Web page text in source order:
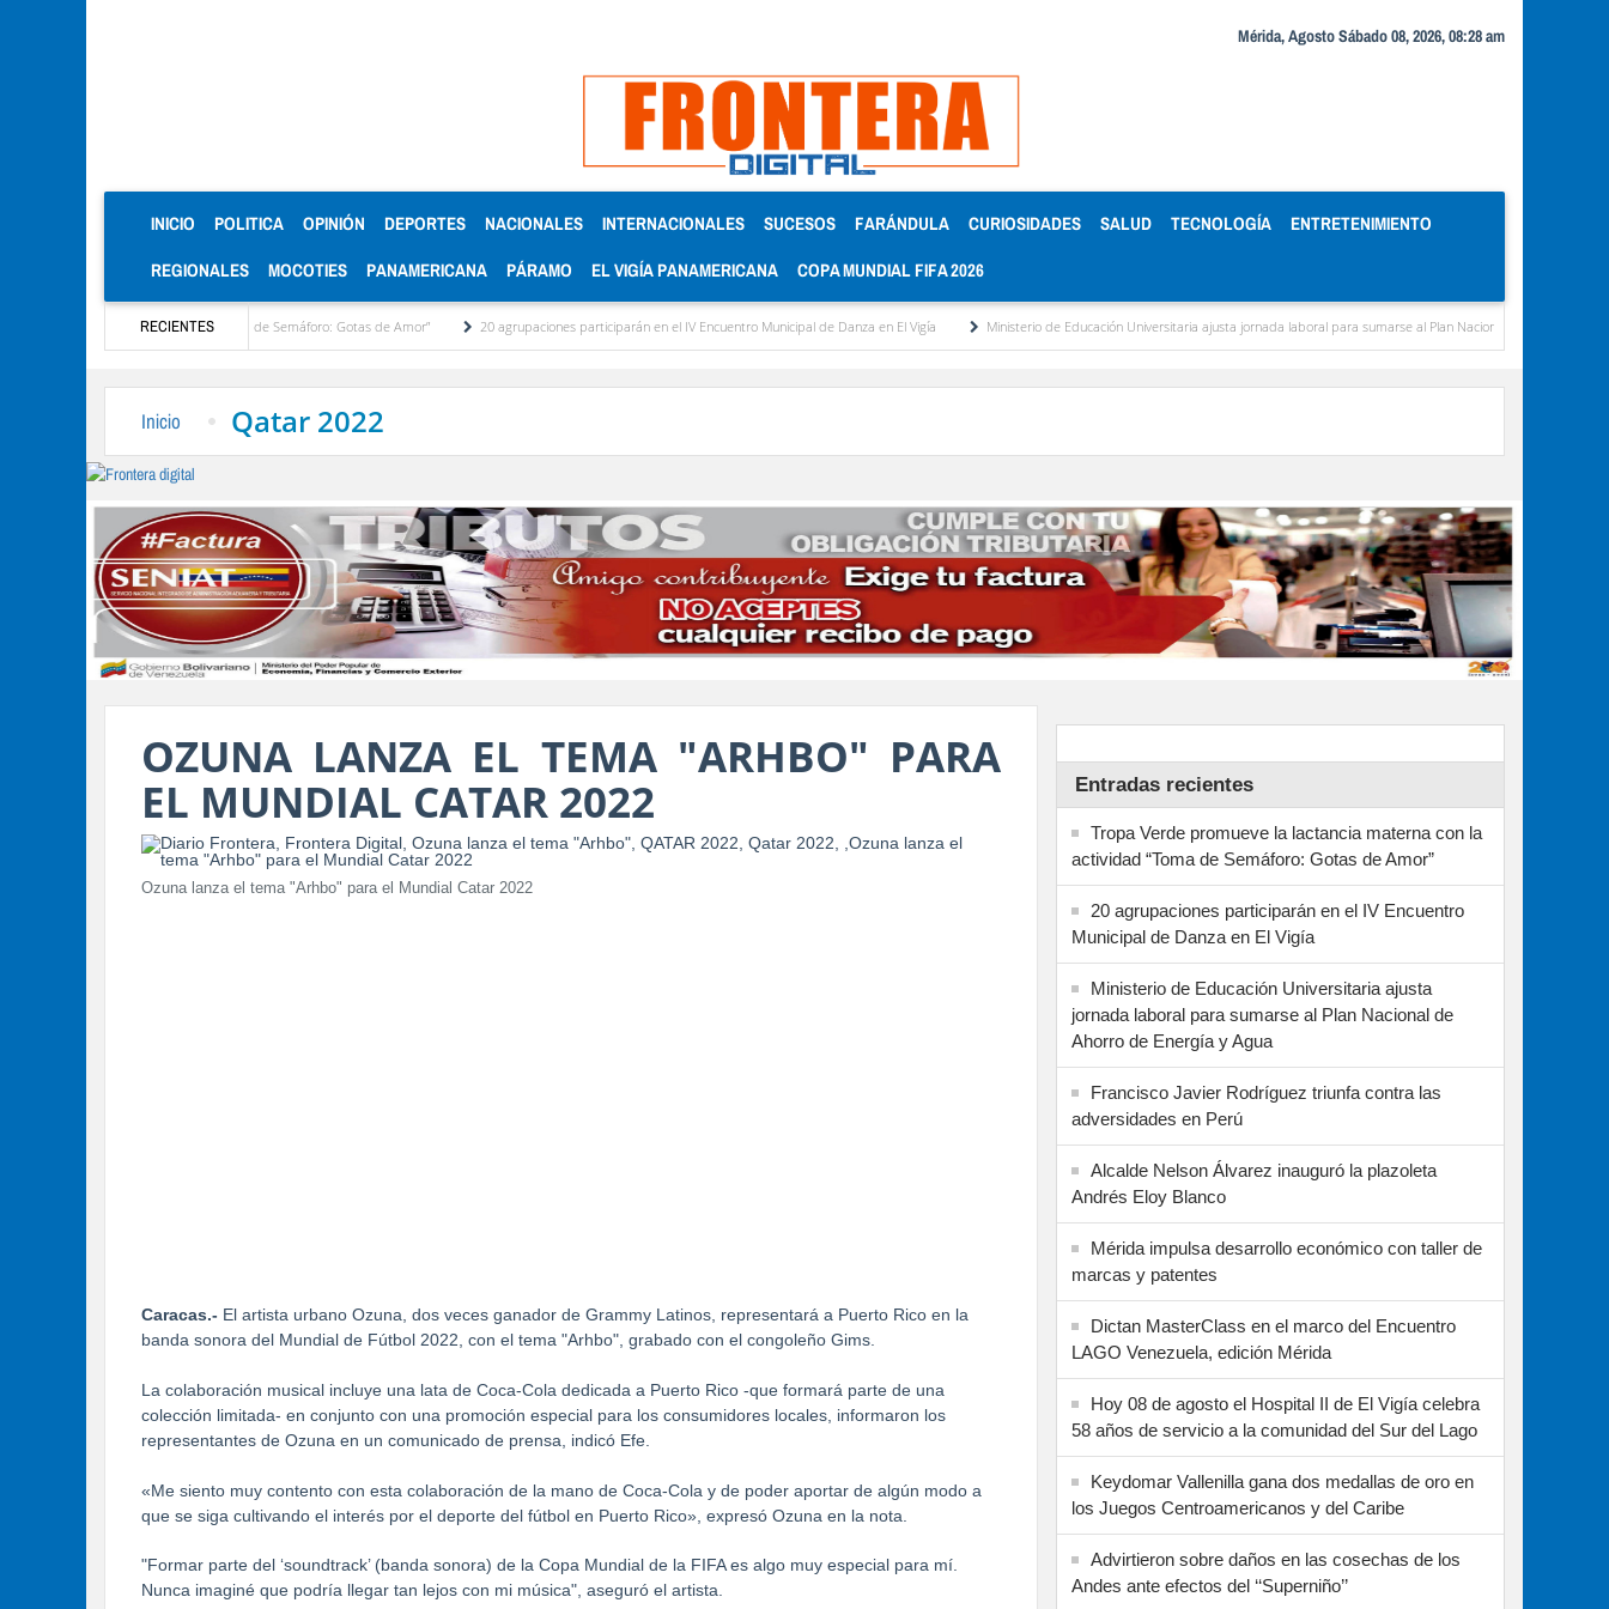
Mérida, Agosto Sábado 08, 2026, 08:28 am
INICIO (CURRENT)
POLITICA OPINIÓN DEPORTES NACIONALES INTERNACIONALES SUCESOS FARÁNDULA CURIOSIDADES SALUD TECNOLOGÍA ENTRETENIMIENTO
REGIONALES MOCOTIES PANAMERICANA PÁRAMO EL VIGÍA PANAMERICANA COPA MUNDIAL FIFA 2026
RECIENTES
materna con la actividad “Toma de Semáforo: Gotas de Amor” 20 agrupaciones participarán en el IV Encuentro Municipal de Danza en El Vigía Ministerio de Educación Universitaria ajusta jornada laboral para sumarse al Plan Nacional de Ahorro de Energía y
Inicio Qatar 2022
OZUNA LANZA EL TEMA "ARHBO" PARA
EL MUNDIAL CATAR 2022
Ozuna lanza el tema "Arhbo" para el Mundial Catar 2022
Caracas.- El artista urbano Ozuna, dos veces ganador de Grammy Latinos, representará a Puerto Rico en la
banda sonora del Mundial de Fútbol 2022, con el tema "Arhbo", grabado con el congoleño Gims.
La colaboración musical incluye una lata de Coca-Cola dedicada a Puerto Rico -que formará parte de una
colección limitada- en conjunto con una promoción especial para los consumidores locales, informaron los
representantes de Ozuna en un comunicado de prensa, indicó Efe.
«Me siento muy contento con esta colaboración de la mano de Coca-Cola y de poder aportar de algún modo a
que se siga cultivando el interés por el deporte del fútbol en Puerto Rico», expresó Ozuna en la nota.
"Formar parte del ‘soundtrack’ (banda sonora) de la Copa Mundial de la FIFA es algo muy especial para mí.
Nunca imaginé que podría llegar tan lejos con mi música", aseguró el artista.
Entradas recientes
Tropa Verde promueve la lactancia materna con la
actividad “Toma de Semáforo: Gotas de Amor”
20 agrupaciones participarán en el IV Encuentro
Municipal de Danza en El Vigía
Ministerio de Educación Universitaria ajusta
jornada laboral para sumarse al Plan Nacional de
Ahorro de Energía y Agua
Francisco Javier Rodríguez triunfa contra las
adversidades en Perú
Alcalde Nelson Álvarez inauguró la plazoleta
Andrés Eloy Blanco
Mérida impulsa desarrollo económico con taller de
marcas y patentes
Dictan MasterClass en el marco del Encuentro
LAGO Venezuela, edición Mérida
Hoy 08 de agosto el Hospital II de El Vigía celebra
58 años de servicio a la comunidad del Sur del Lago
Keydomar Vallenilla gana dos medallas de oro en
los Juegos Centroamericanos y del Caribe
Advirtieron sobre daños en las cosechas de los
Andes ante efectos del ‘‘Superniño’’